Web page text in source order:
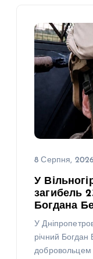
8 Серпня, 2026
У
загибель
Богдана
У
річний